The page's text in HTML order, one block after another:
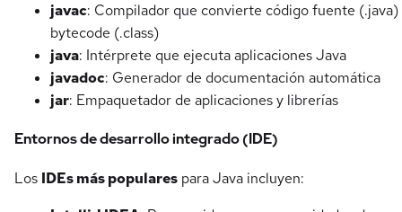
javac: Compilador que convierte código fuente (.java)
bytecode (.class)
java: Intérprete que ejecuta aplicaciones Java
javadoc: Generador de documentación automática
jar: Empaquetador de aplicaciones y librerías
Entornos de desarrollo integrado (IDE)
Los IDEs más populares para Java incluyen: